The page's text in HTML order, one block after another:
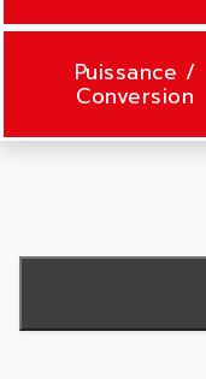
Puissance /
Conversion